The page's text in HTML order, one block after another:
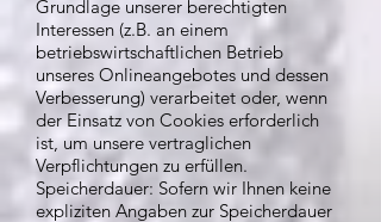
Grundlage unserer berechtigten
Interessen (z.B. an einem
betriebswirtschaftlichen Betrieb
unseres Onlineangebotes und dessen
Verbesserung) verarbeitet oder, wenn
der Einsatz von Cookies erforderlich
ist, um unsere vertraglichen
Verpflichtungen zu erfüllen.
Speicherdauer: Sofern wir Ihnen keine
expliziten Angaben zur Speicherdauer